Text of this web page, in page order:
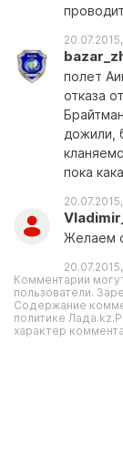
полет
отказа
Брайтман
дожили,
пока
Желаем
Комментарии
пользователи.
Содержание
политике
характер